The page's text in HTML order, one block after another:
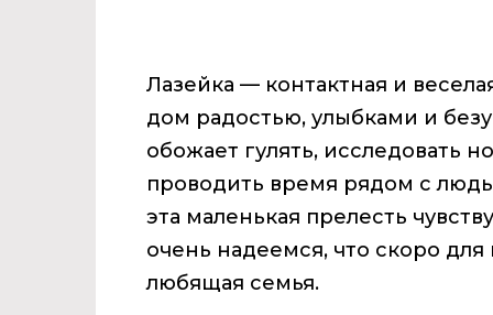
Лазейка — контактная и
дом радостью, улыбками и
обожает гулять, исследовать
проводить время рядом с
эта маленькая прелесть
очень надеемся, что скоро
любящая семья.